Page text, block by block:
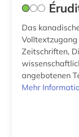
katalog (1)
kino (1)
korpus (1)
Das
Zeitschriften,
angebotenen
Mehr